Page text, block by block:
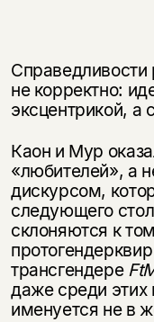
Справедливости
не корректно:
эксцентрикой, а
Каон и Мур
«любителей», а
дискурсом,
следующего
склоняются к
трансгендере
даже среди этих
именуется не в